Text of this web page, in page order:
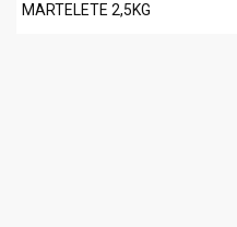
MARTELETE 2,5KG